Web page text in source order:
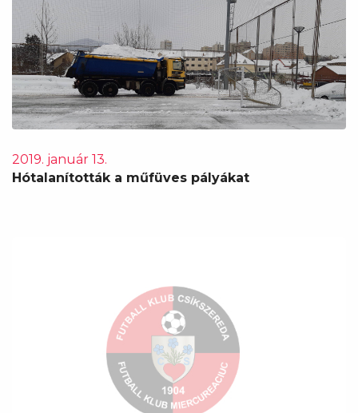
2019. január 13.
Hótalanították a műfüves pályákat